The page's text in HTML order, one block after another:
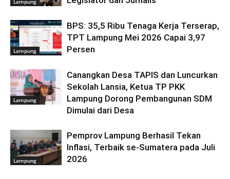
Lampung
Lampung
BPS: 35,5 Ribu Tenaga Kerja Terserap,
TPT Lampung Mei 2026 Capai 3,97
Persen
Lampung
Canangkan Desa TAPIS dan Luncurkan
Sekolah Lansia, Ketua TP PKK
Lampung Dorong Pembangunan SDM
Dimulai dari Desa
Lampung
Pemprov Lampung Berhasil Tekan
Inflasi, Terbaik se-Sumatera pada Juli
2026